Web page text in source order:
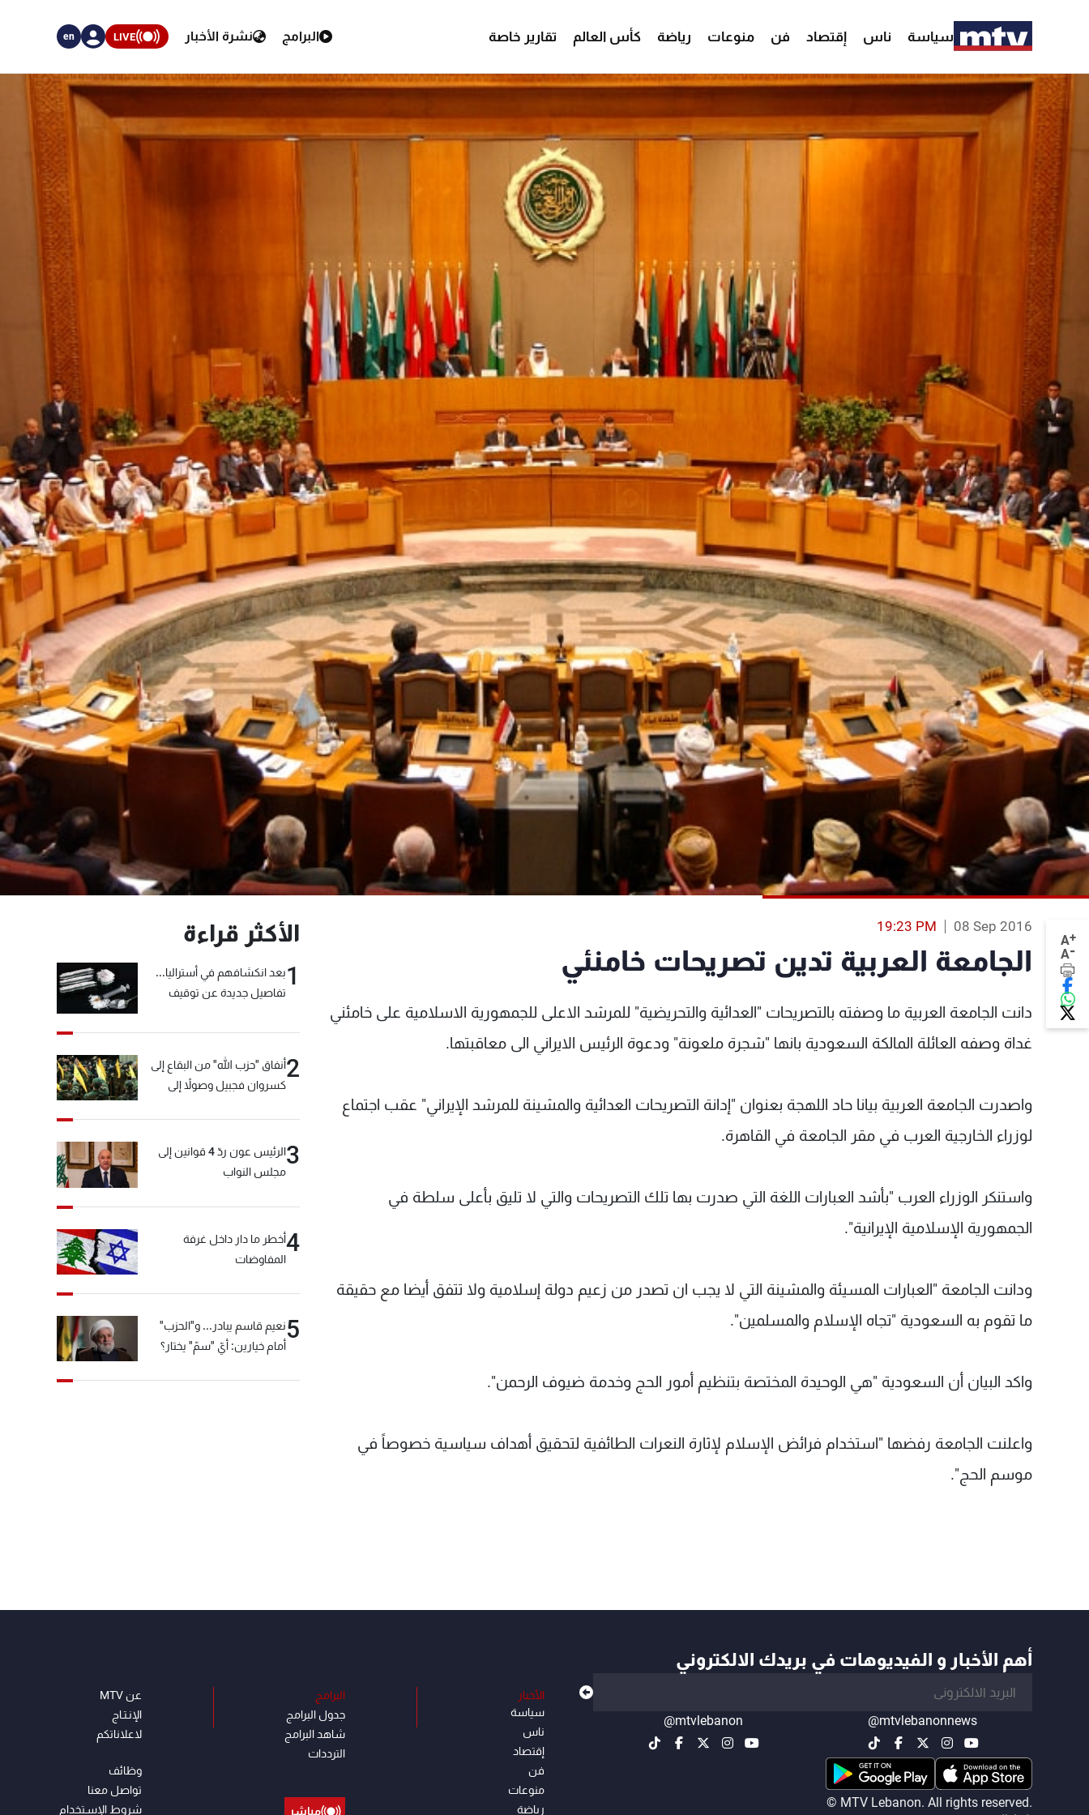
سياسة ناس إقتصاد فن منوعات رياضة كأس العالم تقارير خاصة البرامج نشرة الأخبار LIVE
en
A+
A-
08 Sep 2016
19:23 PM
الجامعة العربية تدين تصريحات خامنئي
دانت الجامعة العربية ما وصفته بالتصريحات "العدائية والتحريضية" للمرشد الاعلى للجمهورية الاسلامية على خامئني
غداة وصفه العائلة المالكة السعودية بانها "شجرة ملعونة" ودعوة الرئيس الايراني الى معاقبتها.
واصدرت الجامعة العربية بيانا حاد اللهجة بعنوان "إدانة التصريحات العدائية والمشينة للمرشد الإيراني" عقب اجتماع
لوزراء الخارجية العرب في مقر الجامعة في القاهرة.
واستنكر الوزراء العرب "بأشد العبارات اللغة التي صدرت بها تلك التصريحات والتي لا تليق بأعلى سلطة في
الجمهورية الإسلامية الإيرانية".
ودانت الجامعة "العبارات المسيئة والمشينة التي لا يجب ان تصدر من زعيم دولة إسلامية ولا تتفق أيضا مع حقيقة
ما تقوم به السعودية "تجاه الإسلام والمسلمين".
واكد البيان أن السعودية "هي الوحيدة المختصة بتنظيم أمور الحج وخدمة ضيوف الرحمن".
واعلنت الجامعة رفضها "استخدام فرائض الإسلام لإثارة النعرات الطائفية لتحقيق أهداف سياسية خصوصاً في
موسم الحج".
الأكثر قراءة
1بعد انكشافهم في أستراليا...
تفاصيل جديدة عن توقيف
2أنفاق "حزب الله" من البقاع إلى
كسروان فجبيل وصولاً إلى
3
الرئيس عون ردّ 4 قوانين إلى
مجلس النواب
4أخطر ما دار داخل غرفة
المفاوضات
5نعيم قاسم يبادر... و"الحزب"
أمام خيارين: أيّ "سمّ" يختار؟
أهم الأخبار و الفيديوهات في بريدك الالكتروني
@mtvlebanonnews
@mtvlebanon
© MTV Lebanon. All rights reserved.
الأخبار
سياسة
ناس
إقتصاد
فن
منوعات
رياضة
البرامج
جدول البرامج
شاهد البرامج
الترددات
مباشر
عن MTV
الإنـتـاج
لاعلاناتكم
وظائف
تواصل معنا
شروط الإسـتخدام